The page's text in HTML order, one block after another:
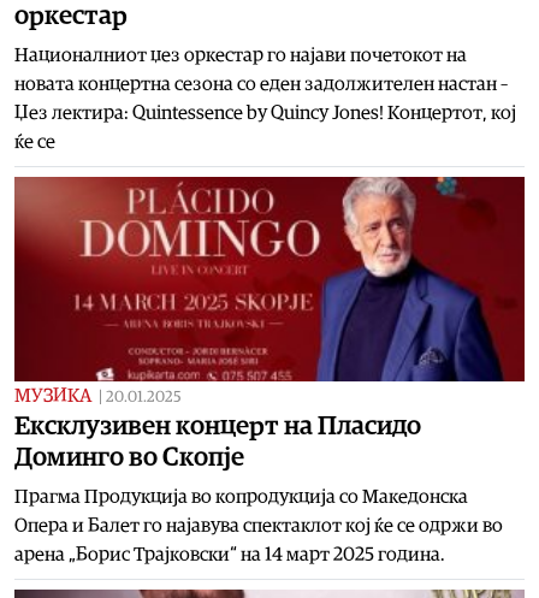
оркестар
Националниот џез оркестар го најави почетокот на
новата концертна сезона со еден задолжителен настан –
Џез лектира: Quintessence by Quincy Jones! Концертот, кој
ќе се
МУЗИКА 20.01.2025
Eксклузивен концерт на Пласидо
Доминго во Скопје
Прагма Продукција во копродукција со Македонска
Опера и Балет го најавува спектаклот кој ќе се одржи во
арена „Борис Трајковски“ на 14 март 2025 година.